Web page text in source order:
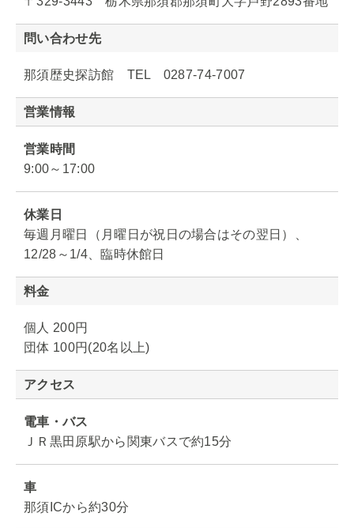
問い合わせ先
那須歴史探訪館 TEL 0287-74-7007
営業情報
営業時間
9:00～17:00
休業日
毎週月曜日（月曜日が祝日の場合はその翌日）、
12/28～1/4、臨時休館日
料金
個人 200円
団体 100円(20名以上)
アクセス
電車・バス
ＪＲ黒田原駅から関東バスで約15分
車
那須ICから約30分